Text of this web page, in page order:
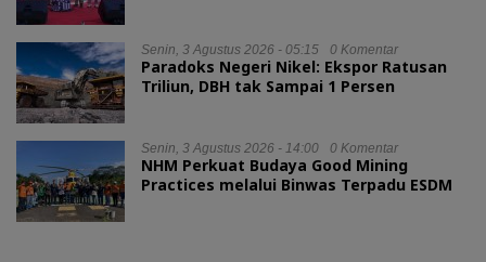
Senin, 3 Agustus 2026 - 05:15 0 Komentar
Paradoks Negeri Nikel: Ekspor Ratusan
Triliun, DBH tak Sampai 1 Persen
Senin, 3 Agustus 2026 - 14:00 0 Komentar
NHM Perkuat Budaya Good Mining
Practices melalui Binwas Terpadu ESDM